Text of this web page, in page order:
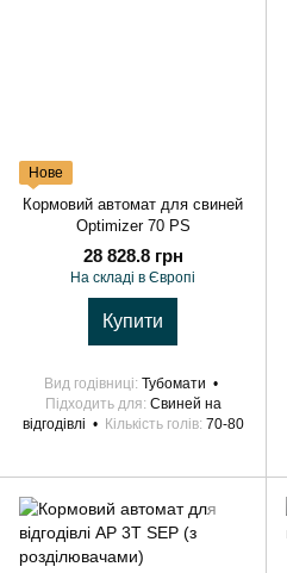
Нове
Кормовий автомат для свиней
Optimizer 70 PS
28 828.8 грн
На складі в Європі
Купити
Вид годівниці Тубомати
Підходить для Свиней на
відгодівлі
Кількість голів 70-80